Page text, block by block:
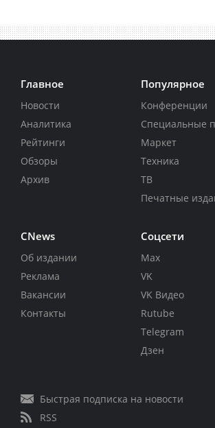
Главное
Новости
Аналитика
Рейтинги
Обзоры
Архив
Популярное
Конференции
Специальные
Маркет
Техника
ТВ
Печатные
CNews
Об издании
Реклама
Вакансии
Контакты
Соцсети
Max
VK
VK Видео
Rutube
Telegram
Дзен
Быстрая подписка на новости
RSS